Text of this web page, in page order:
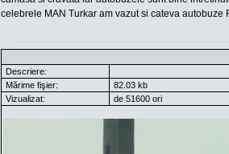
celebrele MAN Turkar am vazut si cateva autobuze
Descriere:
Mărime fişier:
82.03 kb
Vizualizat:
de 51600 ori